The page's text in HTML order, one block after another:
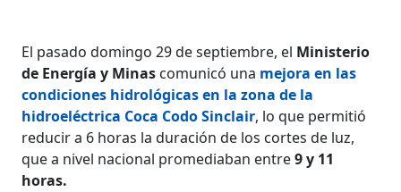
El pasado domingo 29 de septiembre, el Ministerio
de Energía y Minas comunicó una mejora en las
condiciones hidrológicas en la zona de la
hidroeléctrica Coca Codo Sinclair, lo que permitió
reducir a 6 horas la duración de los cortes de luz,
que a nivel nacional promediaban entre9 y 11
horas.